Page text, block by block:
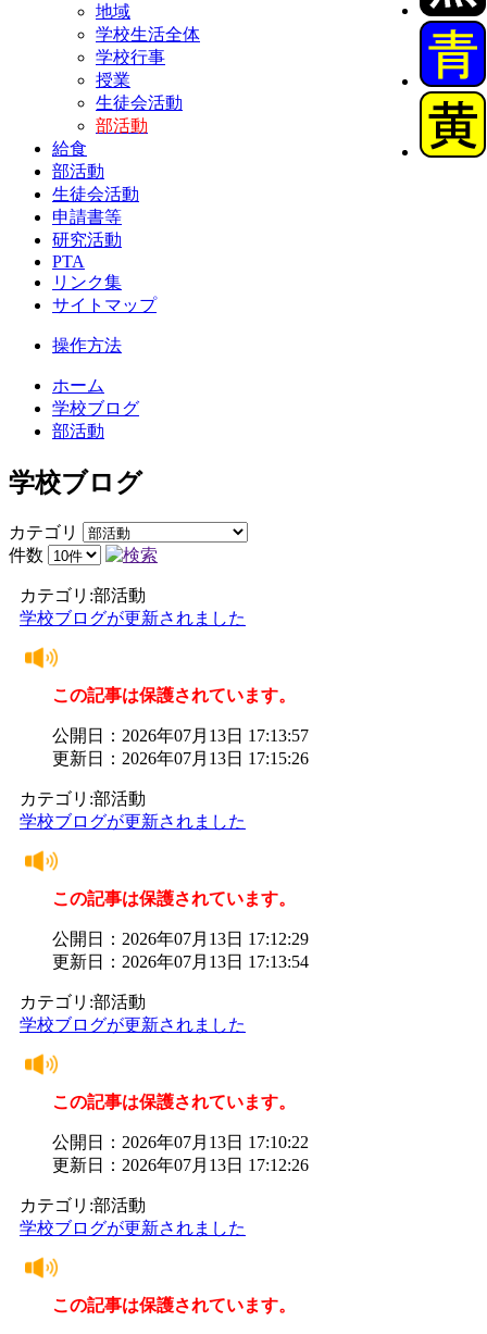
地域
学校生活全体
学校行事
授業
生徒会活動
部活動
給食
部活動
生徒会活動
申請書等
研究活動
PTA
リンク集
サイトマップ
操作方法
ホーム
学校ブログ
部活動
学校ブログ
カテゴリ
件数
カテゴリ:部活動
学校ブログが更新されました
この記事は保護されています。
公開日：2026年07月13日 17:13:57
更新日：2026年07月13日 17:15:26
カテゴリ:部活動
学校ブログが更新されました
この記事は保護されています。
公開日：2026年07月13日 17:12:29
更新日：2026年07月13日 17:13:54
カテゴリ:部活動
学校ブログが更新されました
この記事は保護されています。
公開日：2026年07月13日 17:10:22
更新日：2026年07月13日 17:12:26
カテゴリ:部活動
学校ブログが更新されました
この記事は保護されています。